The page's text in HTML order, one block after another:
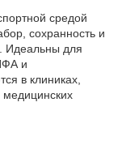
средой
сохранность и
Идеальны для
и
в клиниках,
медицинских